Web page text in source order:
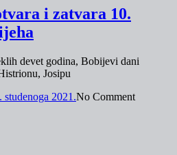
i zatvara 10.
devet godina, Bobijevi dani
Josipu
studenoga 2021.No Comment